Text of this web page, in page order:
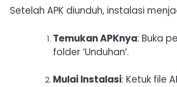
Setelah APK diunduh, instalasi
Temukan APKnya: Buka
folder ‘Unduhan’.
Mulai Instalasi: Ketuk file